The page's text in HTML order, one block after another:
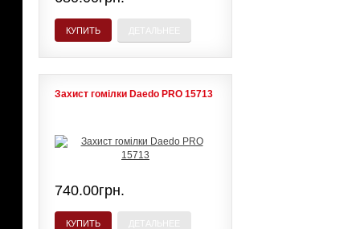
КУПИТЬ
Захист гомілки Daedo PRO 15713
740.00грн.
КУПИТЬ